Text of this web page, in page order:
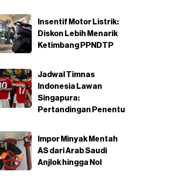
Insentif Motor Listrik:
Diskon Lebih Menarik
Ketimbang PPNDTP
Jadwal Timnas
Indonesia Lawan
Singapura:
Pertandingan Penentu
Impor Minyak Mentah
AS dari Arab Saudi
Anjlok hingga Nol